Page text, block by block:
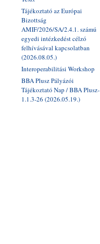
Tájékoztató az Európai
Bizottság
AMIF/2026/SA/2.4.1. számú
egyedi intézkedést célzó
felhívásával kapcsolatban
(2026.08.05.)
Interoperabilitási Workshop
BBA Plusz Pályázói
Tájékoztató Nap / BBA Plusz-
1.1.3-26 (2026.05.19.)